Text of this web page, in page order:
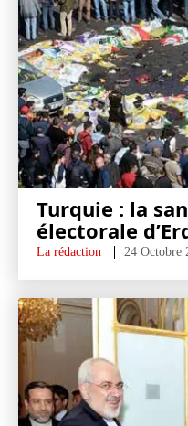
Turquie : la
électorale
La rédaction 24 Octobre